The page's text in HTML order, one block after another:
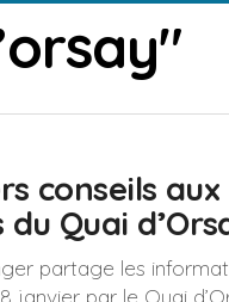
conseils aux
Quai
partage les
janvier par le Quai